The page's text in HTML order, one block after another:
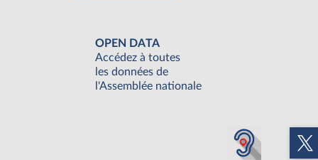
OPEN DATA
Accédez à toutes
les données de
l'Assemblée nationale